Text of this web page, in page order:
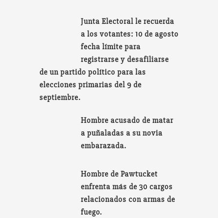
Junta Electoral le recuerda
a los votantes: 10 de agosto
fecha límite para
registrarse y desafiliarse
de un partido político para las
elecciones primarias del 9 de
septiembre.
Hombre acusado de matar
a puñaladas a su novia
embarazada.
Hombre de Pawtucket
enfrenta más de 30 cargos
relacionados con armas de
fuego.